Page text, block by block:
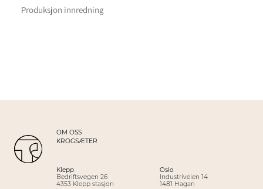
Produksjon innredning
Klepp
Bedriftsvegen 26
4353 Klepp stasjon
Oslo
Industriveien 14
1481 Hagan
OM OSS
KROGSÆTER